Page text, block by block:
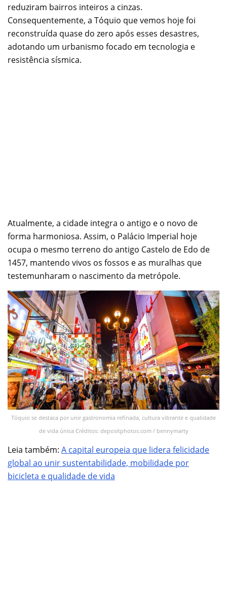
reduziram bairros inteiros a cinzas.
Consequentemente, a Tóquio que vemos hoje foi
reconstruída quase do zero após esses desastres,
adotando um urbanismo focado em tecnologia e
resistência sísmica.
Atualmente, a cidade integra o antigo e o novo de
forma harmoniosa. Assim, o Palácio Imperial hoje
ocupa o mesmo terreno do antigo Castelo de Edo de
1457, mantendo vivos os fossos e as muralhas que
testemunharam o nascimento da metrópole.
Tóquio se destaca por unir gastronomia refinada, cultura vibrante e qualidade
de vida única Créditos: depositphotos.com / bennymarty
Leia também: A capital europeia que lidera felicidade
global ao unir sustentabilidade, mobilidade por
bicicleta e qualidade de vida